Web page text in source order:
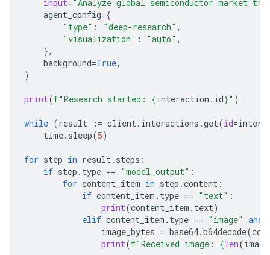
input="Analyze global semiconductor market
agent_config={
"type" : "deep-research" ,
"visualization" : "auto" ,
},
background=True,
)
print(f"Research started: {interaction . id}" )
while (result := client. interactions .get(id=
time. sleep(5)
for step in result. steps :
if step . type == "model_output" :
for content_item in step .content :
if content_item . type == "text" :
print(content_item . text)
elif content_item . type == "image" and
image_bytes = base64.b64decode(
print(f"Received image: {len(